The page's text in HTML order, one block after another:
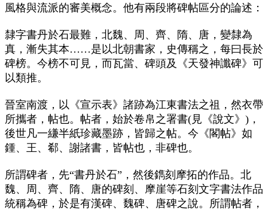
風格與流派的審美概念。他有兩段將碑帖區分的論述：
隸字書丹於石最難，北魏、周、齊、隋、唐，變隸為
真，漸失其本……是以北朝書家，史傳稱之，每曰長於
碑榜。今榜不可見，而瓦當、碑頭及《天發神讖碑》可
以類推。
晉室南渡，以《宣示表》諸跡為江東書法之祖，然衣帶
所攜者，帖也。帖者，始於卷帛之署書(見《說文》)，
後世凡一縑半紙珍藏墨跡，皆歸之帖。今《閣帖》如
鍾、王、郗、謝諸書，皆帖也，非碑也。
所謂碑者，先“書丹於石”，然後鐫刻摩拓的作品。北
魏、周、齊、隋、唐的碑刻、摩崖等石刻文字書法作品
統稱為碑，於是有漢碑、魏碑、唐碑之說。所謂帖者，